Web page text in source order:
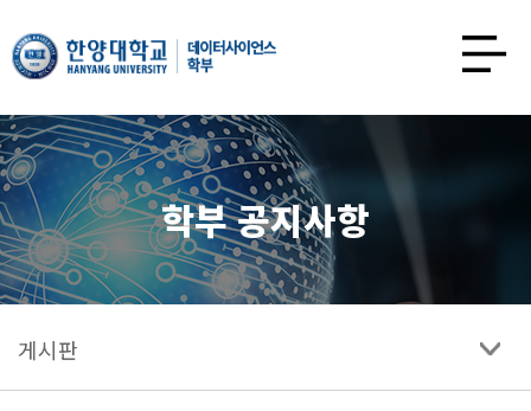
한양대학교
데이터사이언스학과
열기
학부 공지사항
게시판